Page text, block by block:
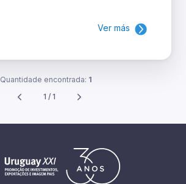
Ver más
Quantidade encontrada: 1
1 / 1